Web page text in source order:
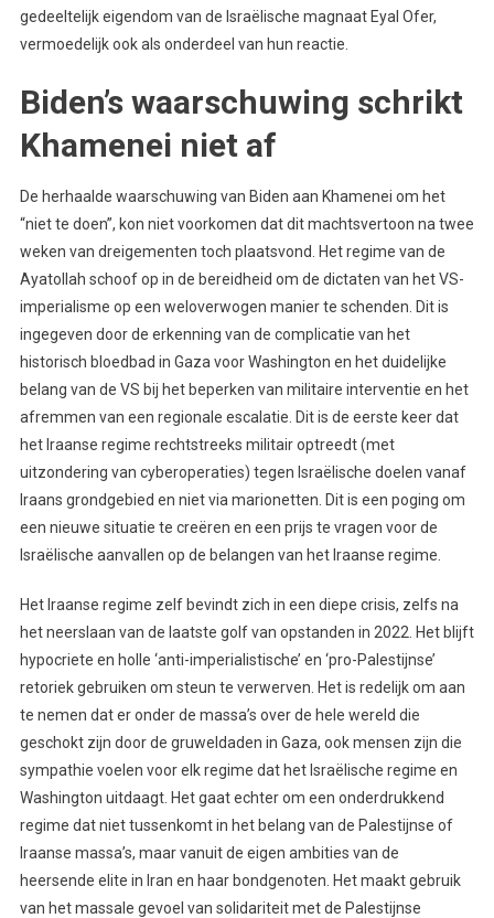
gedeeltelijk eigendom van de Israëlische magnaat Eyal Ofer,
vermoedelijk ook als onderdeel van hun reactie.
Biden’s waarschuwing schrikt
Khamenei niet af
De herhaalde waarschuwing van Biden aan Khamenei om het
“niet te doen”, kon niet voorkomen dat dit machtsvertoon na twee
weken van dreigementen toch plaatsvond. Het regime van de
Ayatollah schoof op in de bereidheid om de dictaten van het VS-
imperialisme op een weloverwogen manier te schenden. Dit is
ingegeven door de erkenning van de complicatie van het
historisch bloedbad in Gaza voor Washington en het duidelijke
belang van de VS bij het beperken van militaire interventie en het
afremmen van een regionale escalatie. Dit is de eerste keer dat
het Iraanse regime rechtstreeks militair optreedt (met
uitzondering van cyberoperaties) tegen Israëlische doelen vanaf
Iraans grondgebied en niet via marionetten. Dit is een poging om
een nieuwe situatie te creëren en een prijs te vragen voor de
Israëlische aanvallen op de belangen van het Iraanse regime.
Het Iraanse regime zelf bevindt zich in een diepe crisis, zelfs na
het neerslaan van de laatste golf van opstanden in 2022. Het blijft
hypocriete en holle ‘anti-imperialistische’ en ‘pro-Palestijnse’
retoriek gebruiken om steun te verwerven. Het is redelijk om aan
te nemen dat er onder de massa’s over de hele wereld die
geschokt zijn door de gruweldaden in Gaza, ook mensen zijn die
sympathie voelen voor elk regime dat het Israëlische regime en
Washington uitdaagt. Het gaat echter om een onderdrukkend
regime dat niet tussenkomt in het belang van de Palestijnse of
Iraanse massa’s, maar vanuit de eigen ambities van de
heersende elite in Iran en haar bondgenoten. Het maakt gebruik
van het massale gevoel van solidariteit met de Palestijnse